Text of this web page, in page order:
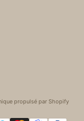
propulsé par Shopify